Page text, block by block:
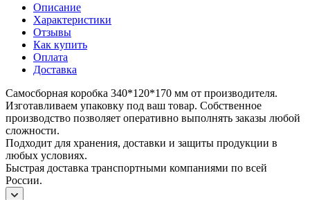
Описание
Характеристики
Отзывы
Как купить
Оплата
Доставка
Самосборная коробка 340*120*170 мм от производителя.
Изготавливаем упаковку под ваш товар. Собственное
производство позволяет оперативно выполнять заказы любой
сложности.
Подходит для хранения, доставки и защиты продукции в
любых условиях.
Быстрая доставка транспортными компаниями по всей
России.